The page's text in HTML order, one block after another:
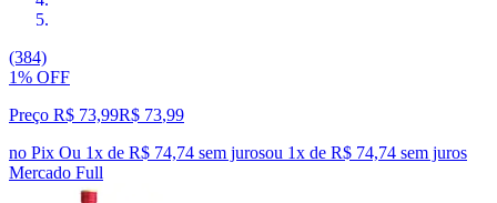
(384)
1% OFF
Preço R$ 73,99R$ 73,99
no Pix Ou 1x de R$ 74,74 sem jurosou 1x de R$ 74,74 sem juros
Mercado Full